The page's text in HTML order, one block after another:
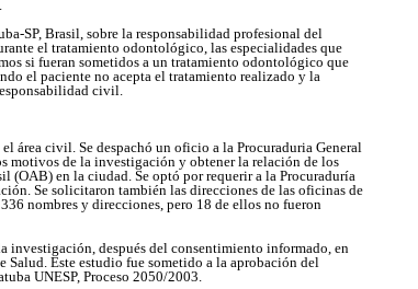
SP, Brasil, sobre la responsabilidad profesional del
el tratamiento odontológico, las especialidades que
si fueran sometidos a un tratamiento odontológico que
el paciente no acepta el tratamiento realizado y la
civil.
área civil. Se despachó un oficio a la Procuraduria General
motivos de la investigación y obtener la relación de los
(OAB) en la ciudad. Se optó por requerir a la Procuraduría
Se solicitaron también las direcciones de las oficinas de
nombres y direcciones, pero 18 de ellos no fueron
investigación, después del consentimiento informado, en
Este estudio fue sometido a la aprobación del
UNESP, Proceso 2050/2003.